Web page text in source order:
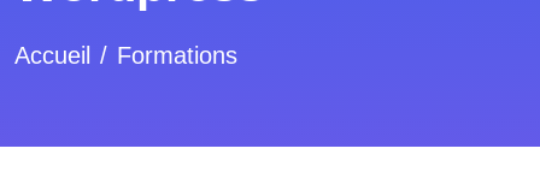
Accueil Formations